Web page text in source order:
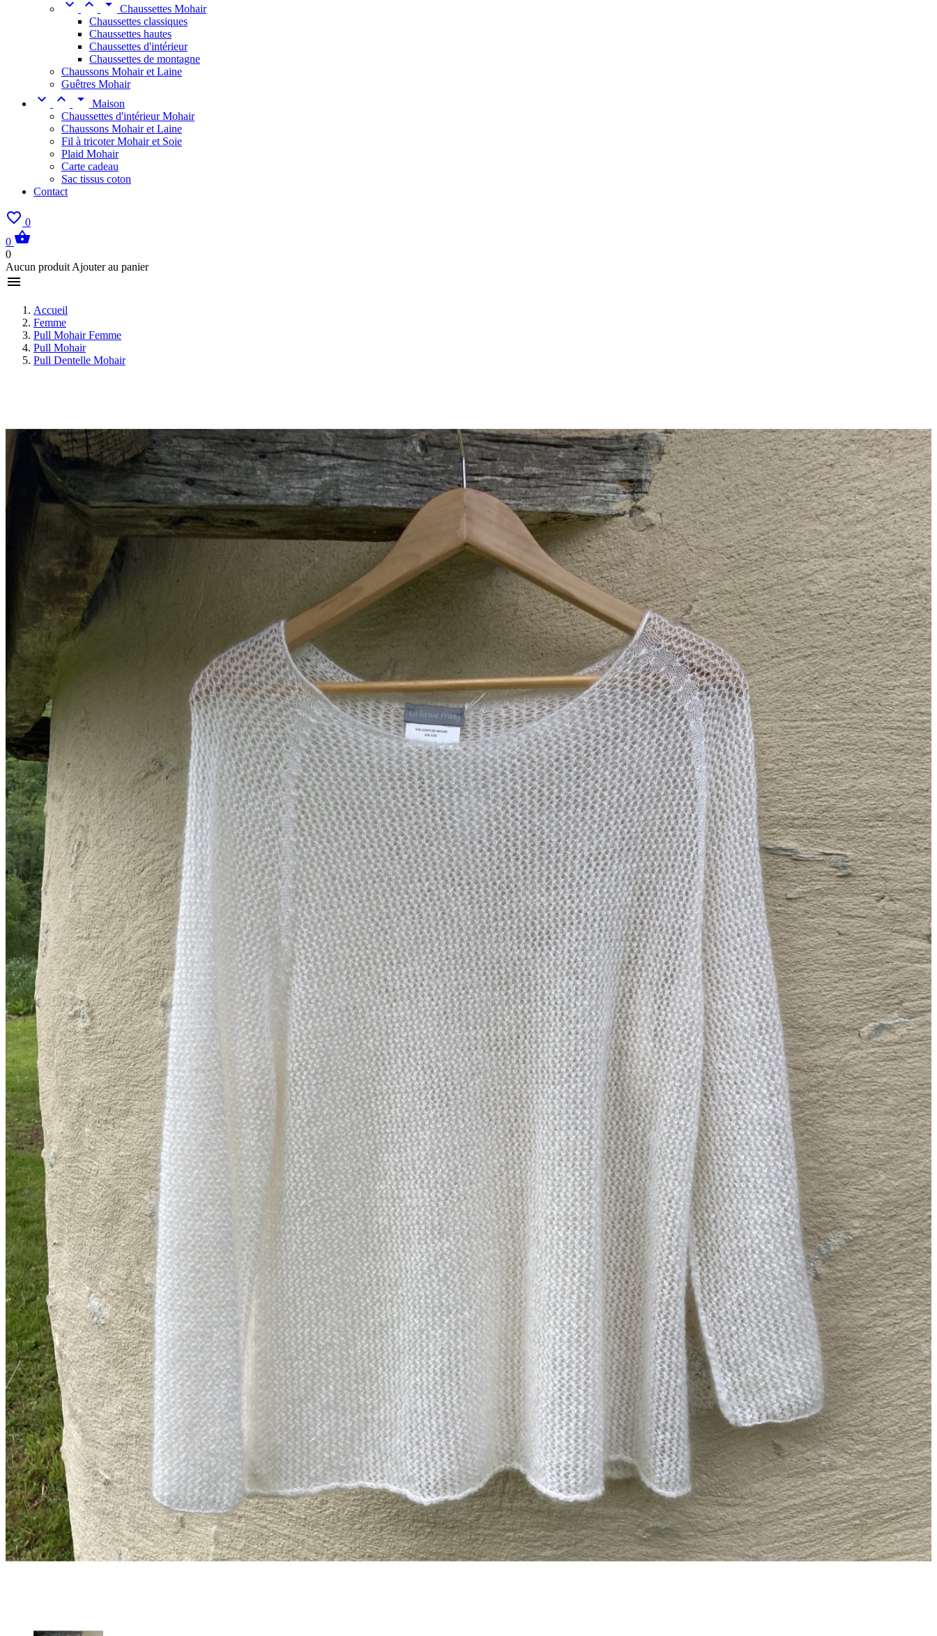
  
Chaussettes Mohair
Chaussettes classiques
Chaussettes hautes
Chaussettes d'intérieur
Chaussettes de montagne
Chaussons Mohair et Laine
Guêtres Mohair
  
Maison
Chaussettes d'intérieur Mohair
Chaussons Mohair et Laine
Fil à tricoter Mohair et Soie
Plaid Mohair
Carte cadeau
Sac tissus coton
Contact
 0
0 
0
Aucun produit Ajouter au panier

Accueil
Femme
Pull Mohair Femme
Pull Mohair
Pull Dentelle Mohair